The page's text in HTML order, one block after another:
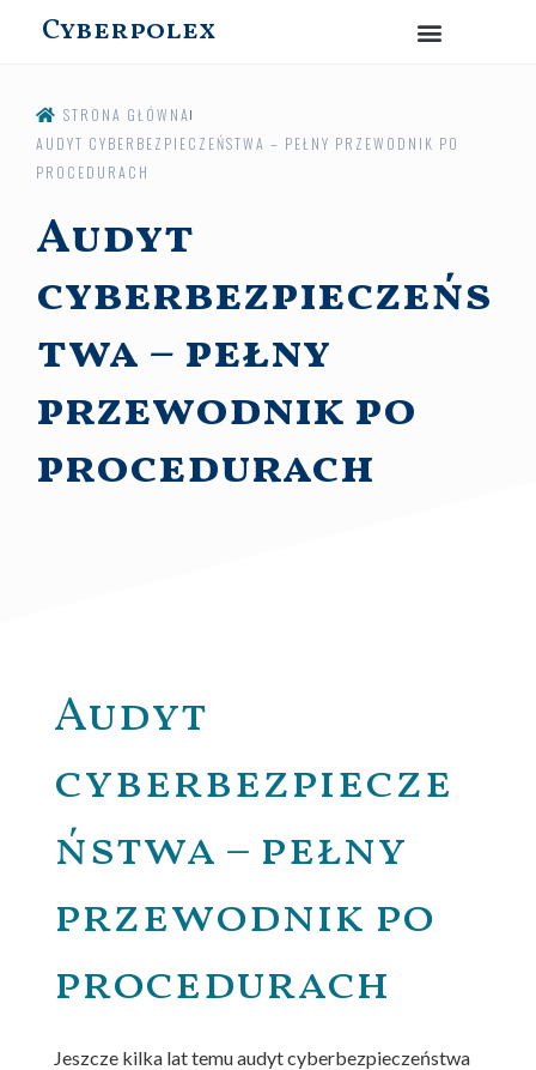
Cyberpolex
STRONA GŁÓWNA
AUDYT CYBERBEZPIECZEŃSTWA – PEŁNY PRZEWODNIK PO
PROCEDURACH
Audyt
cyberbezpieczeńs
twa – pełny
przewodnik po
procedurach
Audyt
cyberbezpiecze
ństwa – pełny
przewodnik po
procedurach
Jeszcze kilka lat temu audyt cyberbezpieczeństwa